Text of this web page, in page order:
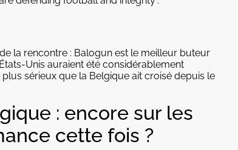
la rencontre : Balogun est le meilleur buteur
Unis auraient été considérablement
sérieux que la Belgique ait croisé depuis le
: encore sur les
cette fois ?